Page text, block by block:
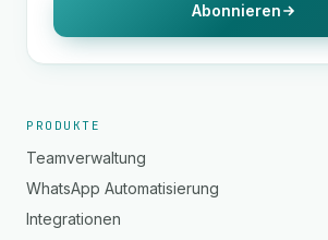
Abonnieren
PRODUKTE
Teamverwaltung
WhatsApp Automatisierung
Integrationen